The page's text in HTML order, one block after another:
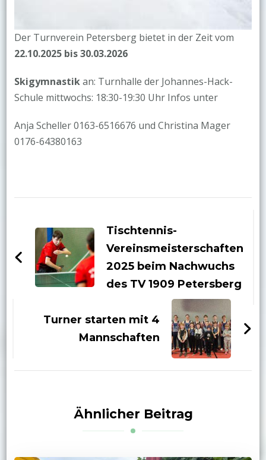
Der Turnverein Petersberg bietet in der Zeit vom
22.10.2025 bis 30.03.2026
Skigymnastikan: Turnhalle der Johannes-Hack-
Schule mittwochs: 18:30-19:30 Uhr Infos unter
Anja Scheller 0163-6516676 und Christina Mager
0176-64380163
Tischtennis-
Vereinsmeisterschaften
2025 beim Nachwuchs
des TV 1909 Petersberg
Turner starten mit 4
Mannschaften
Ähnlicher Beitrag